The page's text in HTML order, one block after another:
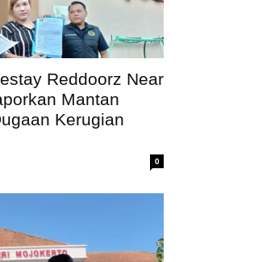
Reddoorz Near
Mantan
Kerugian
0